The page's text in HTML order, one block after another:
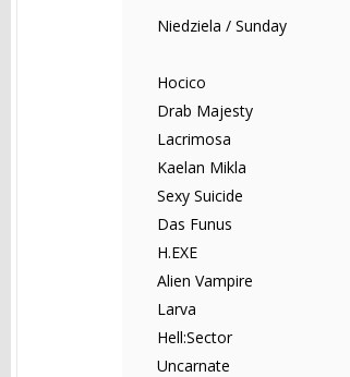
Niedziela / Sunday
Hocico
Drab Majesty
Lacrimosa
Kaelan Mikla
Sexy Suicide
Das Funus
H.EXE
Alien Vampire
Larva
Hell:Sector
Uncarnate